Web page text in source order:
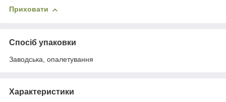
Приховати
Спосіб упаковки
Заводська, опалетування
Характеристики